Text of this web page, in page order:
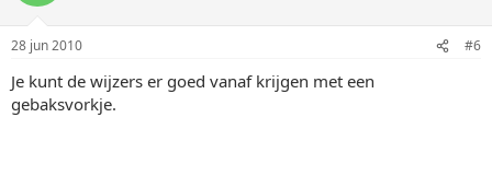
28 jun 2010 #6
Je kunt de wijzers er goed vanaf krijgen met een
gebaksvorkje.